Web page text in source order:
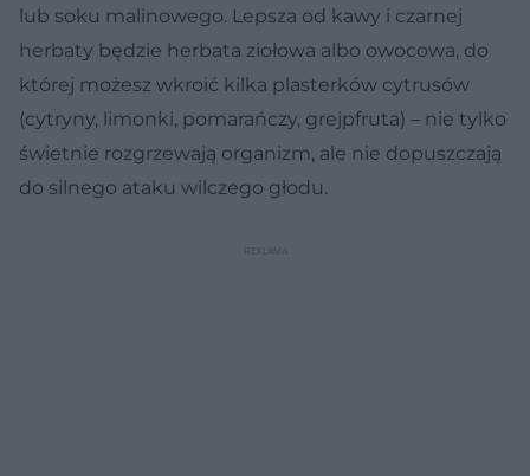
lub soku malinowego. Lepsza od kawy i czarnej
herbaty będzie herbata ziołowa albo owocowa, do
której możesz wkroić kilka plasterków cytrusów
(cytryny, limonki, pomarańczy, grejpfruta) – nie tylko
świetnie rozgrzewają organizm, ale nie dopuszczają
do silnego ataku wilczego głodu.